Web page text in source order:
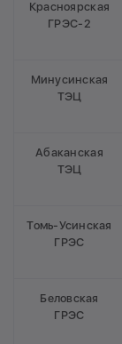
Красноярская
ГРЭС-2
Минусинская
ТЭЦ
Абаканская
ТЭЦ
Томь-Усинская
ГРЭС
Беловская
ГРЭС